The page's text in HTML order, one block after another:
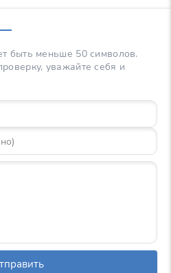
быть меньше 50 символов.
уважайте себя и